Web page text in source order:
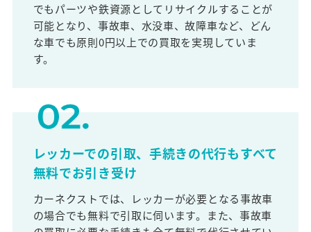
でもパーツや鉄資源としてリサイクルすることが
可能となり、事故車、水没車、故障車など、どん
な車でも原則0円以上での買取を実現していま
す。
レッカーでの引取、手続きの代行もすべて
無料でお引き受け
カーネクストでは、レッカーが必要となる事故車
の場合でも無料で引取に伺います。また、事故車